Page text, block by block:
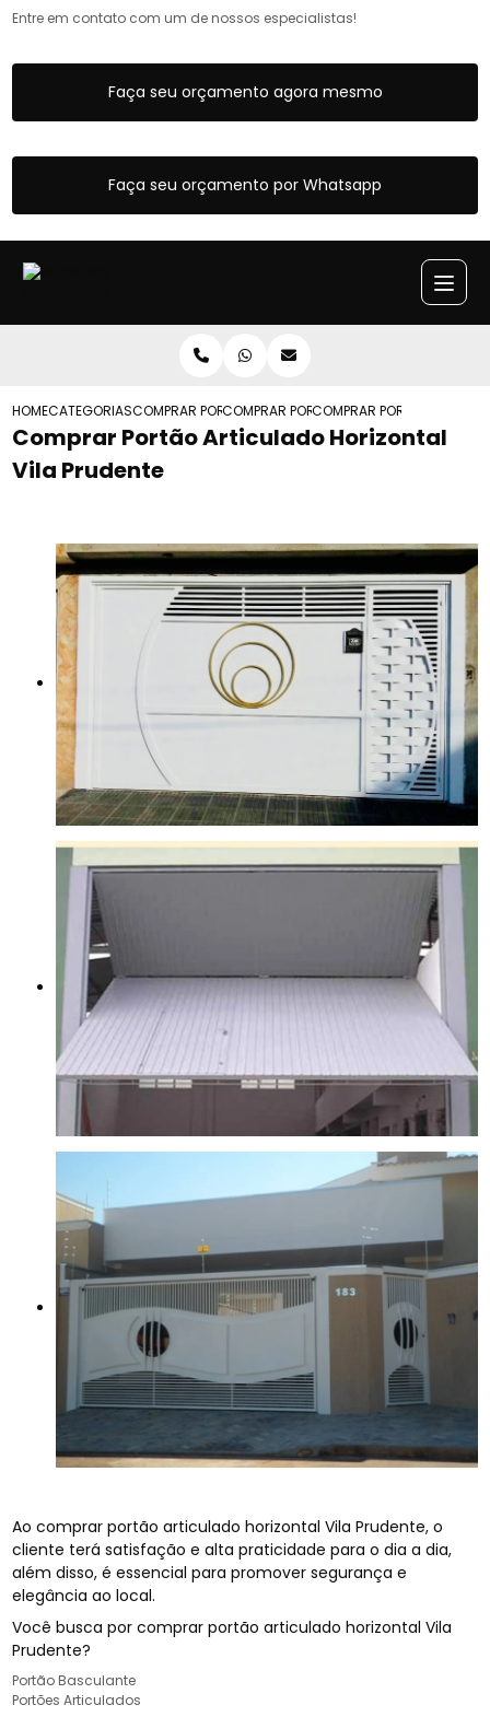
Entre em contato com um de nossos especialistas!
Faça seu orçamento agora mesmo
Faça seu orçamento por Whatsapp
HOMECATEGORIASCOMPRAR PORTOES ARTICULADOS
COMPRAR PORTAO ARTICULADO DE
COMPRAR PORTAO
Comprar Portão Articulado Horizontal
Vila Prudente
Ao comprar portão articulado horizontal Vila Prudente, o
cliente terá satisfação e alta praticidade para o dia a dia,
além disso, é essencial para promover segurança e
elegância ao local.
Você busca por comprar portão articulado horizontal Vila
Prudente?
Portão Basculante
Portões Articulados